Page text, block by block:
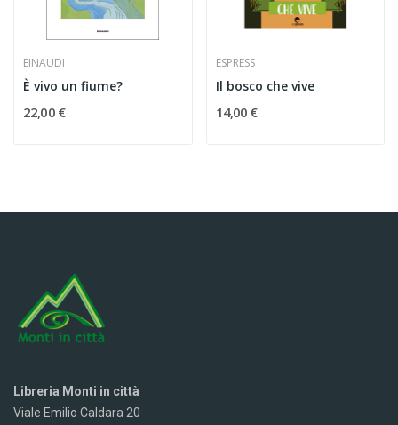
EINAUDI
È vivo un fiume?
22,00 €
ESPRESS
Il bosco che vive
14,00 €
Libreria Monti in città
Viale Emilio Caldara 20